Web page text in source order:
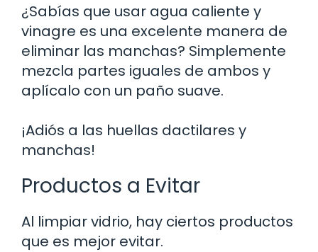
¿Sabías que usar agua caliente y
vinagre es una excelente manera de
eliminar las manchas? Simplemente
mezcla partes iguales de ambos y
aplícalo con un paño suave.
¡Adiós a las huellas dactilares y
manchas!
Productos a Evitar
Al limpiar vidrio, hay ciertos productos
que es mejor evitar.